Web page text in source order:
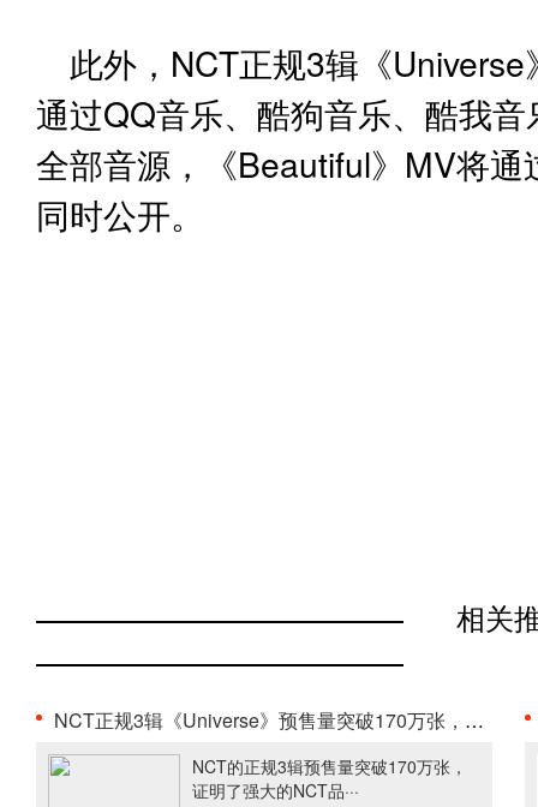
此外，NCT正规3辑《
通过QQ音乐、酷狗音乐、酷我
全部音源，《Beautiful》MV将
同时公开。
相关
NCT正规3辑《Universe》预售量突破170万张，印证强大···
NCT的正规3辑预售量突破170万张，
证明了强大的NCT品···